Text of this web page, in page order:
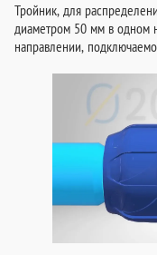
Тройник, для
диаметром 50 мм в одном
направлении,